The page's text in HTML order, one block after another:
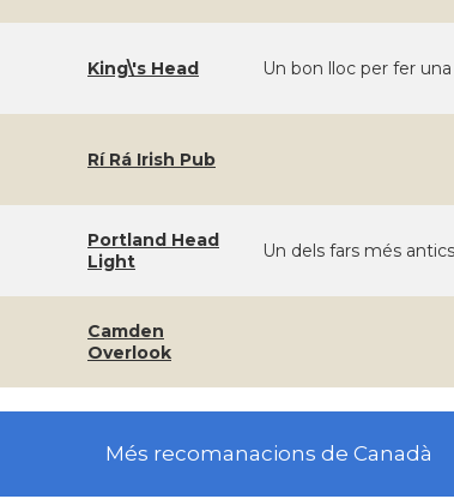
King\'s Head Un bon lloc per fer
Rí Rá Irish Pub
Portland Head
Light
Un dels fars més
Camden
Overlook
Més recomanacions de Canadà